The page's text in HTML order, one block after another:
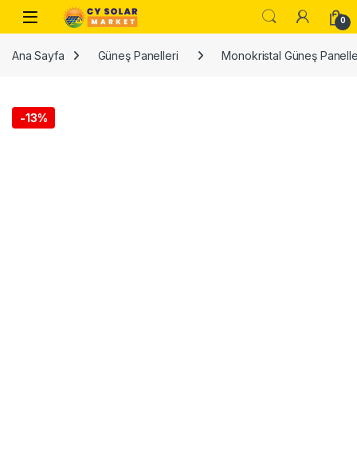
Skip to navigation
Skip to content
Open 0
Ana Sayfa Güneş Panelleri Monokristal Güneş
-13%